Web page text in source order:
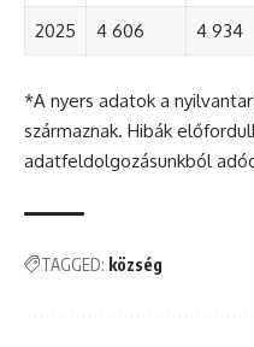
2025 4 606 4 934
*A nyers adatok a
származnak. Hibák
adatfeldolgozásunkból
TAGGED: község